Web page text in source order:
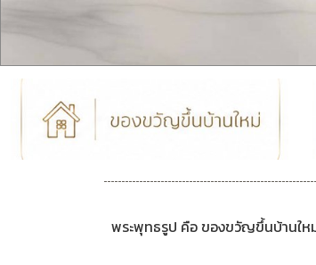
พระพุทธรูป คือ ของขวัญขึ้นบ้านให